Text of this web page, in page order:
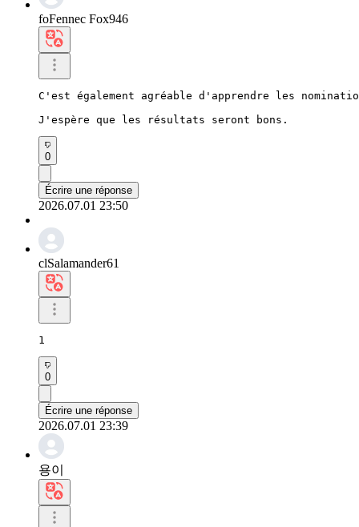
foFennec Fox946
C'est également agréable d'apprendre les
J'espère que les résultats seront bons.
0
Écrire une réponse
2026.07.01 23:50
clSalamander61
1
0
Écrire une réponse
2026.07.01 23:39
용이